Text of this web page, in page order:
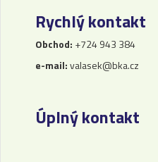
Rychlý kontakt
Obchod: +724 943 384
e-mail:valasek@bka.cz
Úplný kontakt